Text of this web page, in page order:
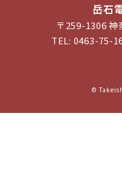
岳石
〒259-1306 神
TEL: 0463-75-
©